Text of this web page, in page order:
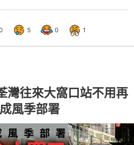
5 0 1
灣往來大窩口站不用再
風季部署